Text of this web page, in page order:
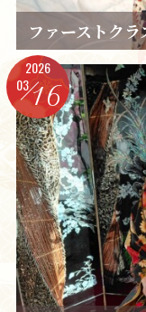
ファーストク
2026
0316